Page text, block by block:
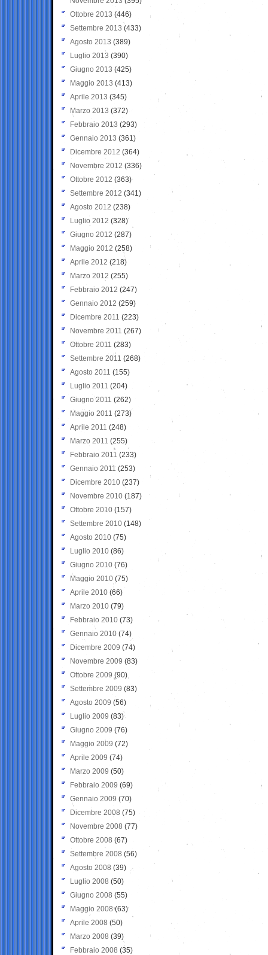
Ottobre 2013 (446)
Settembre 2013 (433)
Agosto 2013 (389)
Luglio 2013 (390)
Giugno 2013 (425)
Maggio 2013 (413)
Aprile 2013 (345)
Marzo 2013 (372)
Febbraio 2013 (293)
Gennaio 2013 (361)
Dicembre 2012 (364)
Novembre 2012 (336)
Ottobre 2012 (363)
Settembre 2012 (341)
Agosto 2012 (238)
Luglio 2012 (328)
Giugno 2012 (287)
Maggio 2012 (258)
Aprile 2012 (218)
Marzo 2012 (255)
Febbraio 2012 (247)
Gennaio 2012 (259)
Dicembre 2011 (223)
Novembre 2011 (267)
Ottobre 2011 (283)
Settembre 2011 (268)
Agosto 2011 (155)
Luglio 2011 (204)
Giugno 2011 (262)
Maggio 2011 (273)
Aprile 2011 (248)
Marzo 2011 (255)
Febbraio 2011 (233)
Gennaio 2011 (253)
Dicembre 2010 (237)
Novembre 2010 (187)
Ottobre 2010 (157)
Settembre 2010 (148)
Agosto 2010 (75)
Luglio 2010 (86)
Giugno 2010 (76)
Maggio 2010 (75)
Aprile 2010 (66)
Marzo 2010 (79)
Febbraio 2010 (73)
Gennaio 2010 (74)
Dicembre 2009 (74)
Novembre 2009 (83)
Ottobre 2009 (90)
Settembre 2009 (83)
Agosto 2009 (56)
Luglio 2009 (83)
Giugno 2009 (76)
Maggio 2009 (72)
Aprile 2009 (74)
Marzo 2009 (50)
Febbraio 2009 (69)
Gennaio 2009 (70)
Dicembre 2008 (75)
Novembre 2008 (77)
Ottobre 2008 (67)
Settembre 2008 (56)
Agosto 2008 (39)
Luglio 2008 (50)
Giugno 2008 (55)
Maggio 2008(63)
Aprile 2008 (50)
Marzo 2008 (39)
Febbraio 2008 (35)